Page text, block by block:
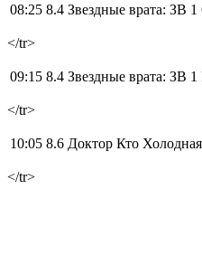
08:25 8.4 Звездные врата: ЗВ
</tr>
09:15 8.4 Звездные врата: ЗВ
</tr>
10:05 8.6 Доктор Кто
</tr>